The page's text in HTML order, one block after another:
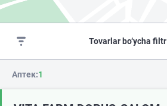
Tovarlar bo‘ycha filtr
Аптек:1